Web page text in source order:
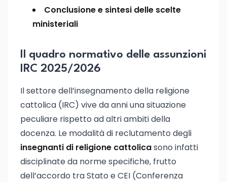
Conclusione e sintesi delle scelte
ministeriali
Il quadro normativo delle assunzioni
IRC 2025/2026
Il settore dell’insegnamento della religione
cattolica (IRC) vive da anni una situazione
peculiare rispetto ad altri ambiti della
docenza. Le modalità di reclutamento degli
insegnanti di religione cattolicasono infatti
disciplinate da norme specifiche, frutto
dell’accordo tra Stato e CEI (Conferenza